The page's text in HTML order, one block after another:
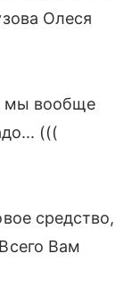
Олеся
мы вообще
(((
средство,
Вам